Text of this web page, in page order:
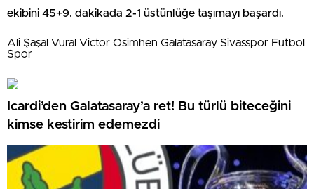
ekibini 45+9. dakikada 2-1 üstünlüğe taşımayı başardı.
Ali Şaşal Vural Victor Osimhen Galatasaray Sivasspor Futbol
Spor
Icardi’den Galatasaray’a ret! Bu türlü biteceğini
kimse kestirim edemezdi